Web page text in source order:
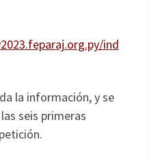
ind
la información, y se
seis primeras